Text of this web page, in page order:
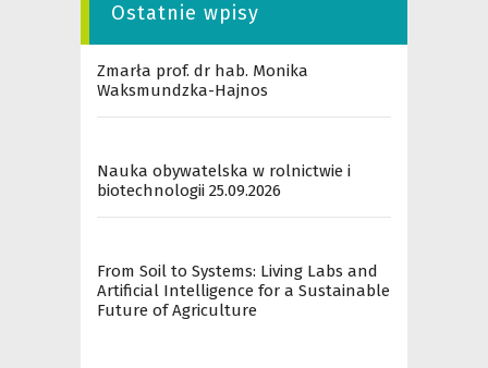
Ostatnie wpisy
Zmarła prof. dr hab. Monika
Waksmundzka-Hajnos
Nauka obywatelska w rolnictwie i
biotechnologii 25.09.2026
From Soil to Systems: Living Labs and
Artificial Intelligence for a Sustainable
Future of Agriculture